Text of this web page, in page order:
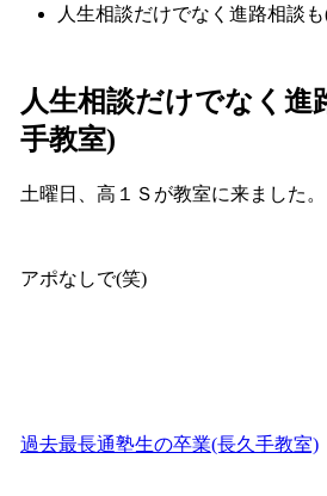
人生相談だけでなく進路相談
人生相談だけでなく進
手教室)
土曜日、高１Ｓが教室に来ました。
アポなしで(笑)
過去最長通塾生の卒業(長久手教室)